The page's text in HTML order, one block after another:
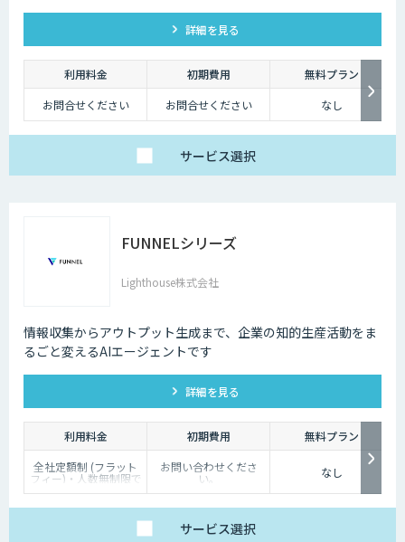
詳細を見る
利用料金 初期費用
無料プラン
お問合せください
お問合せください なし
サービス選択
FUNNELシリーズ
Lighthouse株式会社
情報収集からアウトプット生成まで、企業の知的生産活動をま
るごと変えるAIエージェントです
詳細を見る
利用料金 初期費用
無料プラン
全社定額制 (フラット
フィー)・人数無制限で
ご利用いただけます。
お問い合わせくださ
い。 なし
サービス選択